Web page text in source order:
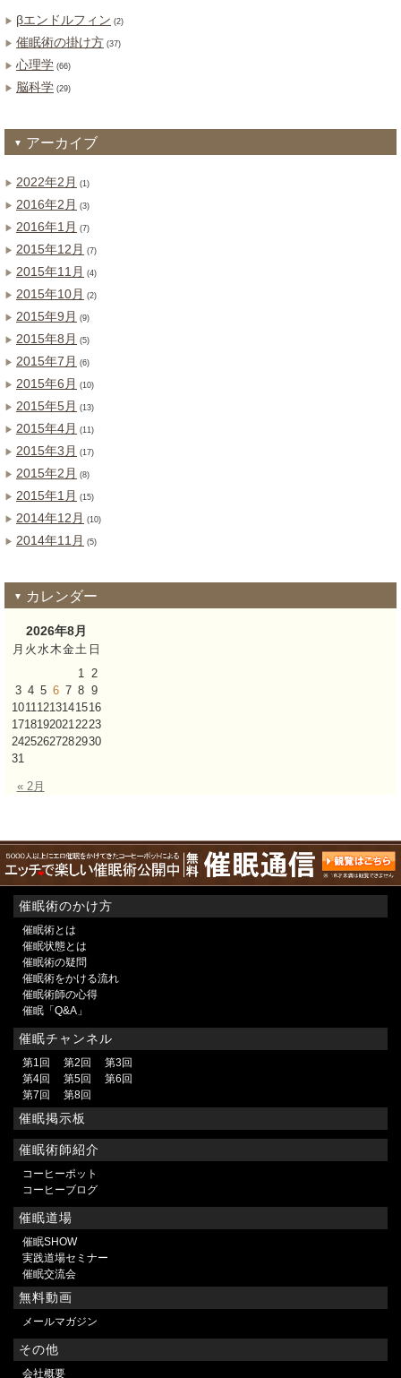
βエンドルフィン (2)
催眠術の掛け方 (37)
心理学 (66)
脳科学 (29)
アーカイブ
2022年2月 (1)
2016年2月 (3)
2016年1月 (7)
2015年12月 (7)
2015年11月 (4)
2015年10月 (2)
2015年9月 (9)
2015年8月 (5)
2015年7月 (6)
2015年6月 (10)
2015年5月 (13)
2015年4月 (11)
2015年3月 (17)
2015年2月 (8)
2015年1月 (15)
2014年12月 (10)
2014年11月 (5)
カレンダー
2026年8月
月 火 水 木金土 日
« 2月
1
2
3 4 5 6 7 8 9
1011 1213141516
1718192021 2223
24252627282930
31
催眠術のかけ方
催眠術とは
催眠状態とは
催眠術の疑問
催眠術をかける流れ
催眠術師の心得
催眠「Q&A」
催眠チャンネル
第1回 第2回
第3回
第4回
第5回
第6回
第7回
第8回
催眠掲示板
催眠術師紹介
コーヒーポット
コーヒーブログ
催眠道場
催眠SHOW
実践道場セミナー
催眠交流会
無料動画
メールマガジン
その他
会社概要